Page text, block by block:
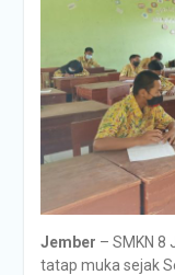
Jember – SMKN
tatap muka sejak